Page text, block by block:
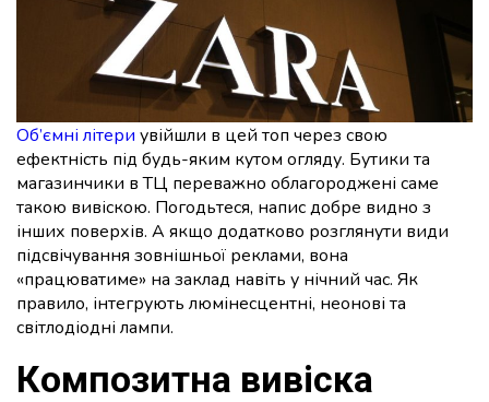
Об’ємні літери увійшли в цей топ через свою
ефектність під будь-яким кутом огляду. Бутики та
магазинчики в ТЦ переважно облагороджені саме
такою вивіскою. Погодьтеся, напис добре видно з
інших поверхів. А якщо додатково розглянути види
підсвічування зовнішньої реклами, вона
«працюватиме» на заклад навіть у нічний час. Як
правило, інтегрують люмінесцентні, неонові та
світлодіодні лампи.
Композитна вивіска